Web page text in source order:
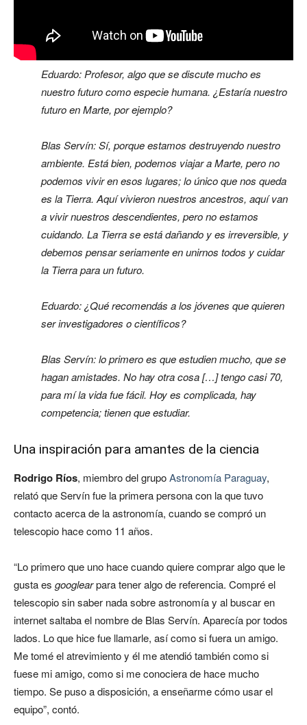
Eduardo: Profesor, algo que se discute mucho es
nuestro futuro como especie humana. ¿Estaría nuestro
futuro en Marte, por ejemplo?
Blas Servín: Sí, porque estamos destruyendo nuestro
ambiente. Está bien, podemos viajar a Marte, pero no
podemos vivir en esos lugares; lo único que nos queda
es la Tierra. Aquí vivieron nuestros ancestros, aquí van
a vivir nuestros descendientes, pero no estamos
cuidando. La Tierra se está dañando y es irreversible, y
debemos pensar seriamente en unirnos todos y cuidar
la Tierra para un futuro.
Eduardo: ¿Qué recomendás a los jóvenes que quieren
ser investigadores o científicos?
Blas Servín: lo primero es que estudien mucho, que se
hagan amistades. No hay otra cosa […] tengo casi 70,
para mí la vida fue fácil. Hoy es complicada, hay
competencia; tienen que estudiar.
Una inspiración para amantes de la ciencia
Rodrigo Ríos, miembro del grupoAstronomía Paraguay,
relató que Servín fue la primera persona con la que tuvo
contacto acerca de la astronomía, cuando se compró un
telescopio hace como 11 años.
“Lo primero que uno hace cuando quiere comprar algo que le
gusta es googlearpara tener algo de referencia. Compré el
telescopio sin saber nada sobre astronomía y al buscar en
internet saltaba el nombre de Blas Servín. Aparecía por todos
lados. Lo que hice fue llamarle, así como si fuera un amigo.
Me tomé el atrevimiento y él me atendió también como si
fuese mi amigo, como si me conociera de hace mucho
tiempo. Se puso a disposición, a enseñarme cómo usar el
equipo”, contó.